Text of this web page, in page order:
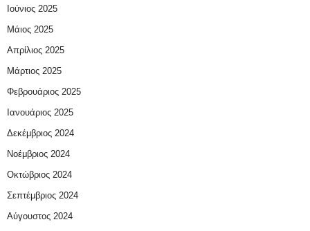
Ιούνιος 2025
Μάιος 2025
Απρίλιος 2025
Μάρτιος 2025
Φεβρουάριος 2025
Ιανουάριος 2025
Δεκέμβριος 2024
Νοέμβριος 2024
Οκτώβριος 2024
Σεπτέμβριος 2024
Αύγουστος 2024